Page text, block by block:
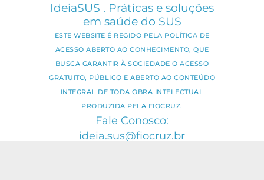
IdeiaSUS . Práticas e soluções
em saúde do SUS
ESTE WEBSITE É REGIDO PELA POLÍTICA DE
ACESSO ABERTO AO CONHECIMENTO, QUE
BUSCA GARANTIR À SOCIEDADE O ACESSO
GRATUITO, PÚBLICO E ABERTO AO CONTEÚDO
INTEGRAL DE TODA OBRA INTELECTUAL
PRODUZIDA PELA FIOCRUZ.
Fale Conosco:
ideia.sus@fiocruz.br